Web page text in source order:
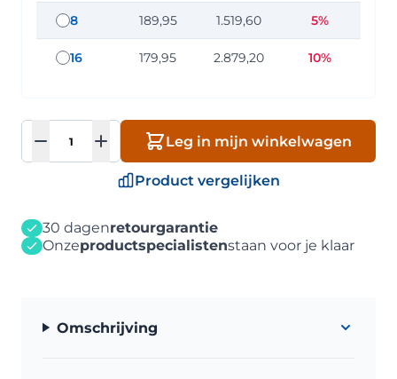
staffel hoeveelheid: 8
8 189,95 1.519,60 5%
staffel hoeveelheid: 16
16 179,95 2.879,20 10%
Aantal
Leg in mijn winkelwagen
Product vergelijken
30 dagenretourgarantie
Onzeproductspecialistenstaan voor je klaar
Omschrijving